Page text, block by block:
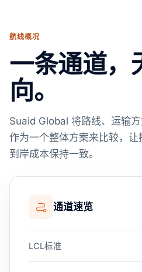
航线概况
一条通道，
向。
Suaid Global 将路线、运输
作为一个整体方案来比较，
到岸成本保持一致。
通道速览
LCL标准